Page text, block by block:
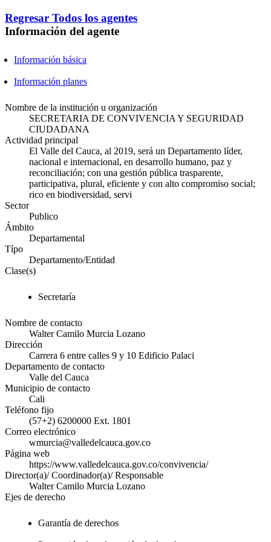
Regresar Todos los agentes
Información del agente
Información básica
Información planes
Nombre de la institución u organización
SECRETARIA DE CONVIVENCIA Y SEGURIDAD
CIUDADANA
Actividad principal
El Valle del Cauca, al 2019, será un Departamento líder,
nacional e internacional, en desarrollo humano, paz y
reconciliación; con una gestión pública trasparente,
participativa, plural, eficiente y con alto compromiso social;
rico en biodiversidad, servi
Sector
Publico
Ámbito
Departamental
Típo
Departamento/Entidad
Clase(s)
Secretaría
Nombre de contacto
Walter Camilo Murcia Lozano
Dirección
Carrera 6 entre calles 9 y 10 Edificio Palaci
Departamento de contacto
Valle del Cauca
Municipio de contacto
Cali
Teléfono fijo
(57+2) 6200000 Ext. 1801
Correo electrónico
wmurcia@valledelcauca.gov.co
Página web
https://www.valledelcauca.gov.co/convivencia/
Director(a)/ Coordinador(a)/ Responsable
Walter Camilo Murcia Lozano
Ejes de derecho
Garantía de derechos